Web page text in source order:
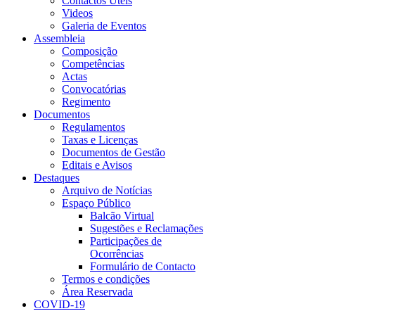
Videos
Galeria de Eventos
Assembleia
Composição
Competências
Actas
Convocatórias
Regimento
Documentos
Regulamentos
Taxas e Licenças
Documentos de Gestão
Editais e Avisos
Destaques
Arquivo de Notícias
Espaço Público
Balcão Virtual
Sugestões e Reclamações
Participações de
Ocorrências
Formulário de Contacto
Termos e condições
Área Reservada
COVID-19